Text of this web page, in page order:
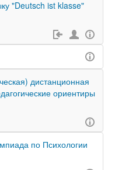
"Deutsch ist klasse"
дистанционная
ориентиры
по Психологии